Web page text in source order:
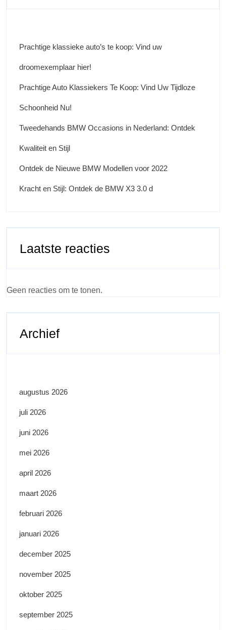
Prachtige klassieke auto’s te koop: Vind uw
droomexemplaar hier!
Prachtige Auto Klassiekers Te Koop: Vind Uw Tijdloze
Schoonheid Nu!
Tweedehands BMW Occasions in Nederland: Ontdek
Kwaliteit en Stijl
Ontdek de Nieuwe BMW Modellen voor 2022
Kracht en Stijl: Ontdek de BMW X3 3.0 d
Laatste reacties
Geen reacties om te tonen.
Archief
augustus 2026
juli 2026
juni 2026
mei 2026
april 2026
maart 2026
februari 2026
januari 2026
december 2025
november 2025
oktober 2025
september 2025